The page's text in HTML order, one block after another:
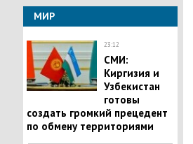
МИР
23:12
СМИ:
Киргизия и
Узбекистан
готовы
создать громкий прецедент
по обмену территориями